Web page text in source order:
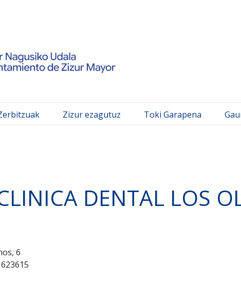
Zizur ezagutuz Toki Garapena
DENTAL LOS
6